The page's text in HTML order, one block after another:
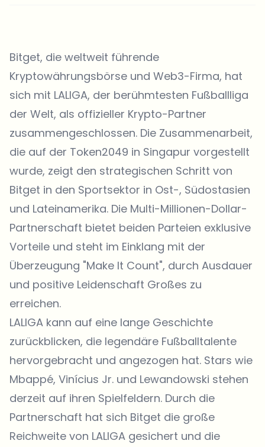
Bitget, die weltweit führende
Kryptowährungsbörse und Web3-Firma, hat
sich mit LALIGA, der berühmtesten Fußballliga
der Welt, als offizieller Krypto-Partner
zusammengeschlossen. Die Zusammenarbeit,
die auf der Token2049 in Singapur vorgestellt
wurde, zeigt den strategischen Schritt von
Bitget in den Sportsektor in Ost-, Südostasien
und Lateinamerika. Die Multi-Millionen-Dollar-
Partnerschaft bietet beiden Parteien exklusive
Vorteile und steht im Einklang mit der
Überzeugung "Make It Count", durch Ausdauer
und positive Leidenschaft Großes zu
erreichen.
LALIGA kann auf eine lange Geschichte
zurückblicken, die legendäre Fußballtalente
hervorgebracht und angezogen hat. Stars wie
Mbappé, Vinícius Jr. und Lewandowski stehen
derzeit auf ihren Spielfeldern. Durch die
Partnerschaft hat sich Bitget die große
Reichweite von LALIGA gesichert und die